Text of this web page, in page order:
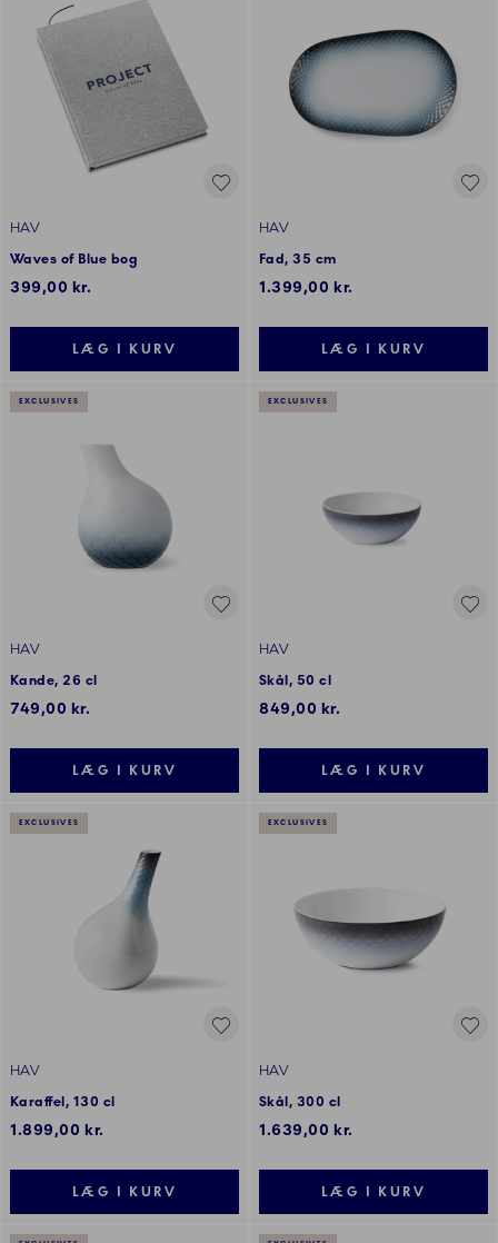
HAV
Waves of Blue bog
399,00 kr.
LÆG I KURV
HAV
Fad, 35 cm
1.399,00 kr.
LÆG I KURV
EXCLUSIVES
HAV
Kande, 26 cl
749,00 kr.
LÆG I KURV
EXCLUSIVES
HAV
Skål, 50 cl
849,00 kr.
LÆG I KURV
EXCLUSIVES
HAV
Karaffel, 130 cl
1.899,00 kr.
LÆG I KURV
EXCLUSIVES
HAV
Skål, 300 cl
1.639,00 kr.
LÆG I KURV